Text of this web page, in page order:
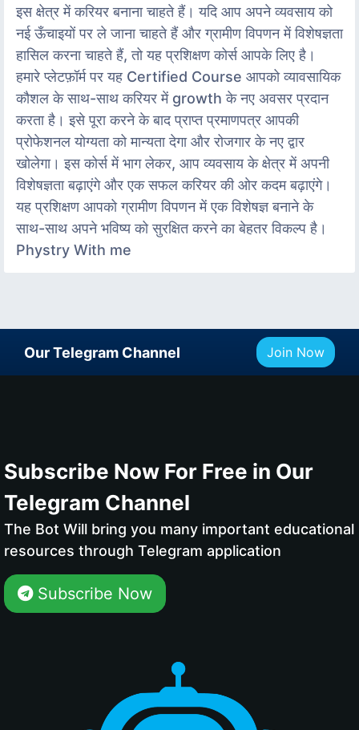
इस क्षेत्र में करियर बनाना चाहते हैं। यदि आप अपने व्यवसाय को
नई ऊँचाइयों पर ले जाना चाहते हैं और ग्रामीण विपणन में विशेषज्ञता
हासिल करना चाहते हैं, तो यह प्रशिक्षण कोर्स आपके लिए है।
हमारे प्लेटफ़ॉर्म पर यह Certified Course आपको व्यावसायिक
कौशल के साथ-साथ करियर में growth के नए अवसर प्रदान
करता है। इसे पूरा करने के बाद प्राप्त प्रमाणपत्र आपकी
प्रोफेशनल योग्यता को मान्यता देगा और रोजगार के नए द्वार
खोलेगा। इस कोर्स में भाग लेकर, आप व्यवसाय के क्षेत्र में अपनी
विशेषज्ञता बढ़ाएंगे और एक सफल करियर की ओर कदम बढ़ाएंगे।
यह प्रशिक्षण आपको ग्रामीण विपणन में एक विशेषज्ञ बनाने के
साथ-साथ अपने भविष्य को सुरक्षित करने का बेहतर विकल्प है।
Phystry With me
Our Telegram Channel Join Now
Subscribe Now For Free in Our
Telegram Channel
The Bot Will bring you many important educational
resources through Telegram application
Subscribe Now